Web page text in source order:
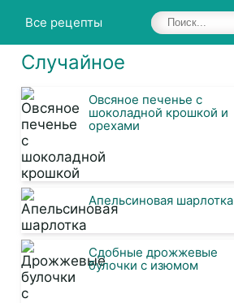
Все рецепты
Случайное
Овсяное печенье с
шоколадной крошкой и
орехами
Апельсиновая шарлотка
Сдобные дрожжевые
булочки с изюмом